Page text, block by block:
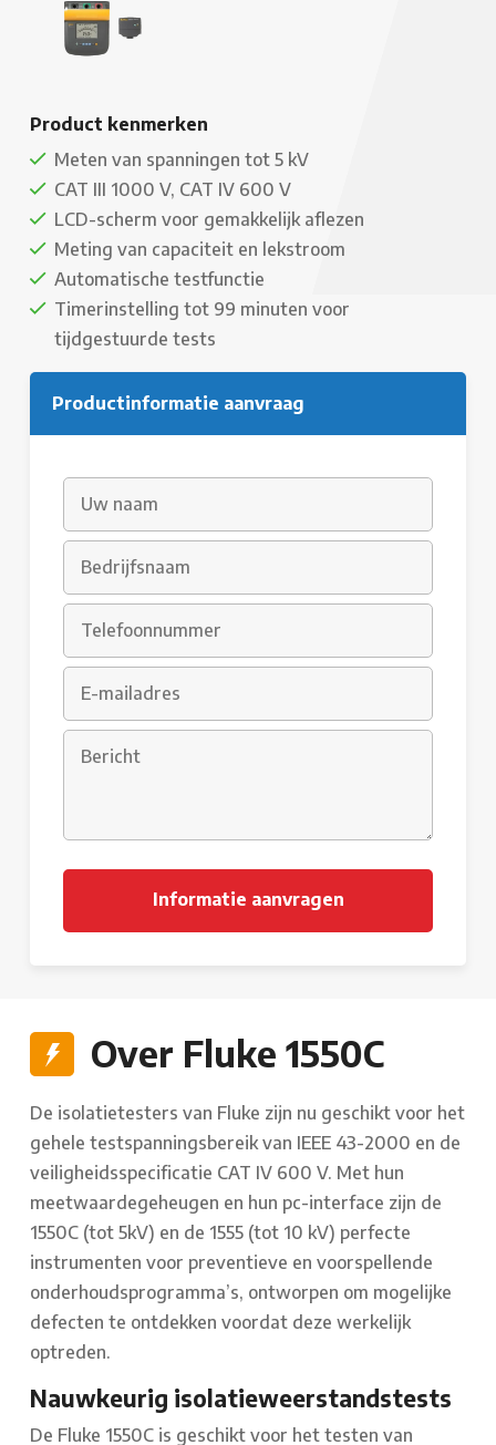
Product kenmerken
Meten van spanningen tot 5 kV
CAT III 1000 V, CAT IV 600 V
LCD-scherm voor gemakkelijk aflezen
Meting van capaciteit en lekstroom
Automatische testfunctie
Timerinstelling tot 99 minuten voor
tijdgestuurde tests
Productinformatie aanvraag
Over Fluke 1550C
De isolatietesters van Fluke zijn nu geschikt voor het
gehele testspanningsbereik van IEEE 43-2000 en de
veiligheidsspecificatie CAT IV 600 V. Met hun
meetwaardegeheugen en hun pc-interface zijn de
1550C (tot 5kV) en de 1555 (tot 10 kV) perfecte
instrumenten voor preventieve en voorspellende
onderhoudsprogramma’s, ontworpen om mogelijke
defecten te ontdekken voordat deze werkelijk
optreden.
Nauwkeurig isolatieweerstandstests
De Fluke 1550C is geschikt voor het testen van